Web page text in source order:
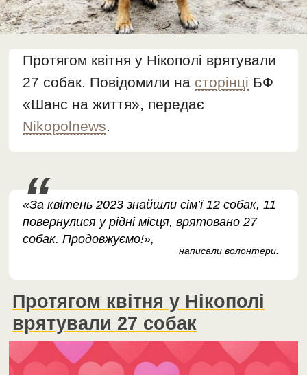
Протягом квітня у Нікополі врятували
27 собак. Повідомили на сторінці БФ
«Шанс на життя», передає
Nikopolnews.
«За квітень 2023 знайшли сім’ї 12 собак, 11
повернулися у рідні місця, врятовано 27
собак. Продовжуємо!»,
написали волонтери.
Протягом квітня у Нікополі
врятували 27 собак